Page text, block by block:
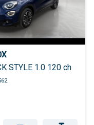
STYLE 1.0 120 ch